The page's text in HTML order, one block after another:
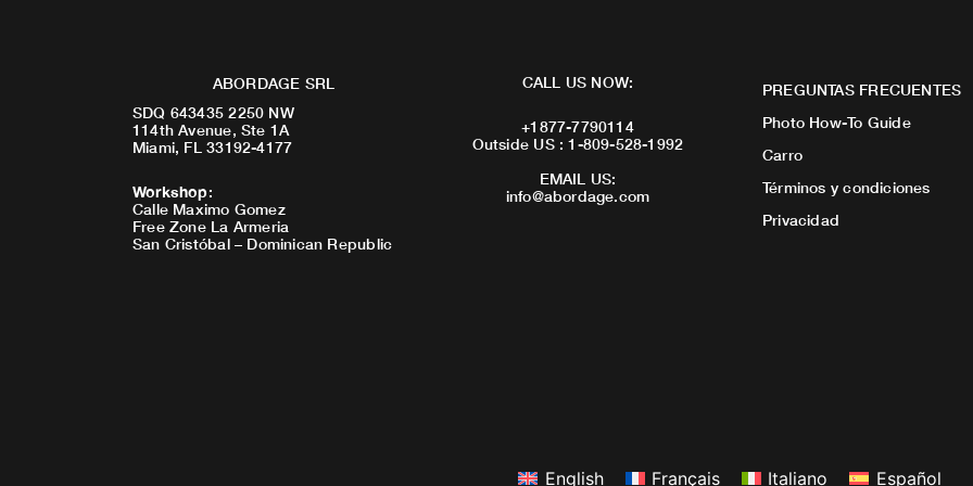
ABORDAGE SRL
SDQ 643435 2250 NW
114th Avenue, Ste 1A
Miami, FL 33192-4177
Workshop:
Calle Maximo Gomez
Free Zone La Armeria
San Cristóbal – Dominican Republic
CALL US NOW:
+1877-7790114
Outside US : 1-809-528-1992
EMAIL US:
info@abordage.com
PREGUNTAS FRECUENTES
Photo How-To Guide
Carro
Términos y condiciones
Privacidad
English Français Italiano Español